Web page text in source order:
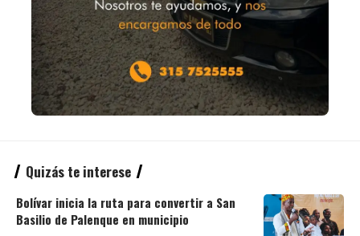
Quizás te interese
Bolívar inicia la ruta para convertir a San
Basilio de Palenque en municipio